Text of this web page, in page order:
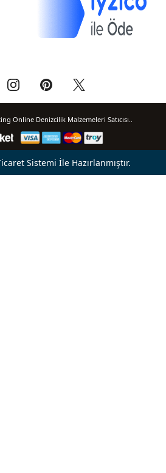
Online Denizcilik Malzemeleri Satıcısı..
Sistemi İle Hazırlanmıştır.